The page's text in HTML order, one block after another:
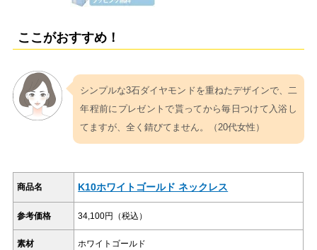
ここがおすすめ！
シンプルな3石ダイヤモンドを重ねたデザインで、二
年程前にプレゼントで貰ってから毎日つけて入浴し
てますが、全く錆びてません。（20代女性）
商品名 K10ホワイトゴールド ネックレス
参考価格 34,100円（税込）
素材 ホワイトゴールド